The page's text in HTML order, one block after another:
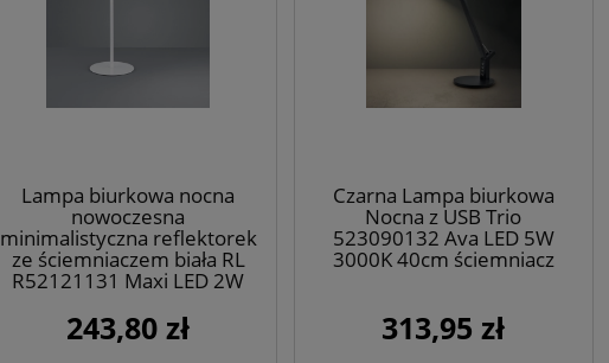
Lampa biurkowa nocna
nowoczesna
minimalistyczna reflektorek
ze ściemniaczem biała RL
R52121131 Maxi LED 2W
243,80 zł
Czarna Lampa biurkowa
Nocna z USB Trio
523090132 Ava LED 5W
3000K 40cm ściemniacz
313,95 zł